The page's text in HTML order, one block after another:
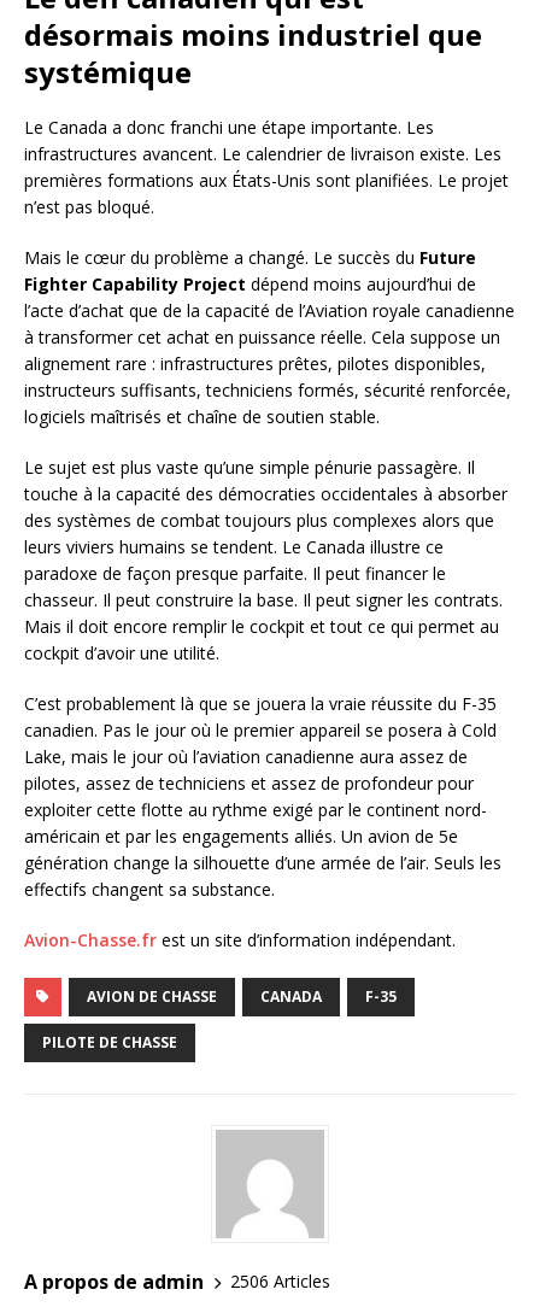
désormais moins industriel que
systémique
Le Canada a donc franchi une étape importante. Les
infrastructures avancent. Le calendrier de livraison existe. Les
premières formations aux États-Unis sont planifiées. Le projet
n’est pas bloqué.
Mais le cœur du problème a changé. Le succès du Future
Fighter Capability Project dépend moins aujourd’hui de
l’acte d’achat que de la capacité de l’Aviation royale canadienne
à transformer cet achat en puissance réelle. Cela suppose un
alignement rare : infrastructures prêtes, pilotes disponibles,
instructeurs suffisants, techniciens formés, sécurité renforcée,
logiciels maîtrisés et chaîne de soutien stable.
Le sujet est plus vaste qu’une simple pénurie passagère. Il
touche à la capacité des démocraties occidentales à absorber
des systèmes de combat toujours plus complexes alors que
leurs viviers humains se tendent. Le Canada illustre ce
paradoxe de façon presque parfaite. Il peut financer le
chasseur. Il peut construire la base. Il peut signer les contrats.
Mais il doit encore remplir le cockpit et tout ce qui permet au
cockpit d’avoir une utilité.
C’est probablement là que se jouera la vraie réussite du F-35
canadien. Pas le jour où le premier appareil se posera à Cold
Lake, mais le jour où l’aviation canadienne aura assez de
pilotes, assez de techniciens et assez de profondeur pour
exploiter cette flotte au rythme exigé par le continent nord-
américain et par les engagements alliés. Un avion de 5e
génération change la silhouette d’une armée de l’air. Seuls les
effectifs changent sa substance.
Avion-Chasse.fr est un site d’information indépendant.
AVION DE CHASSE CANADA F-35
PILOTE DE CHASSE
A propos de admin
2506 Articles